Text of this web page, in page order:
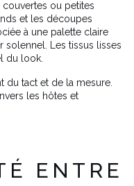
ou petites
et les découpes
à une palette claire
solennel. Les tissus lisses
du look.
du tact et de la mesure.
les hôtes et
ENTRE